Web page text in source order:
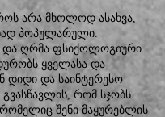
არა მხოლოდ ასახვა,
პოპულარული.
და ღრმა ფსიქოლოგიური
ყველასა და
დიდი და საინტერესო
რომ სჯობს
შენი მაყურებლის